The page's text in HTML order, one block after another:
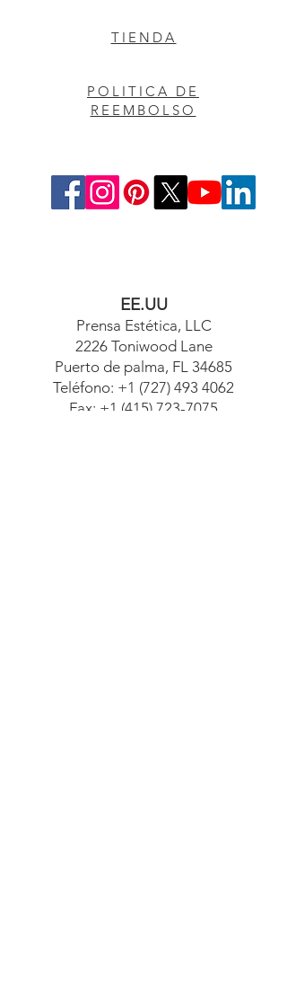
TIENDA
POLITICA DE
REEMBOLSO
EE.UU
Prensa Estética, LLC
2226 Toniwood Lane
Puerto de palma, FL 34685
Teléfono: +1 (727) 493 4062
Fax: +1 (415) 723-7075